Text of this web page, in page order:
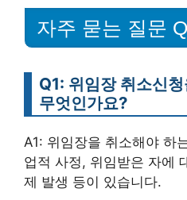
자주 묻는 질문
Q1: 위임장 취소신
무엇인가요?
A1: 위임장을 취소해야 하
업적 사정, 위임받은 자에
제 발생 등이 있습니다.